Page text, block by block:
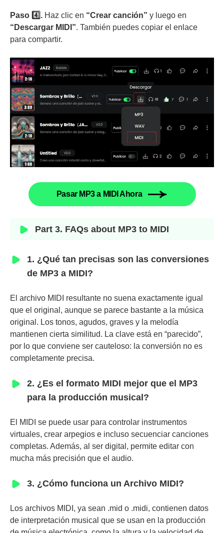
Paso 4️⃣. Haz clic en “Crear canción” y luego en
“Descargar MIDI”. También puedes copiar el enlace
para compartir.
Pasar MP3 a MIDI Ahora
Part 3. FAQs about MP3 to MIDI
1. ¿Qué tan precisas son las conversiones
de MP3 a MIDI?
El archivo MIDI resultante no suena exactamente igual
que el original, aunque se parece bastante a la música
original. Los tonos, agudos, graves y la melodía
mantienen cierta similitud. La clave está en “parecido”,
por lo que conviene ser cauteloso: la conversión no es
completamente precisa.
2. ¿Es el formato MIDI mejor que el MP3
para la producción musical?
El MIDI se puede usar para controlar instrumentos
virtuales, crear arpegios e incluso secuenciar canciones
completas. Además, al ser digital, permite editar con
mucha más precisión que el audio.
3. ¿Cómo funciona un Archivo MIDI?
Los archivos MIDI, ya sean .mid o .midi, contienen datos
de interpretación musical que se usan en la producción